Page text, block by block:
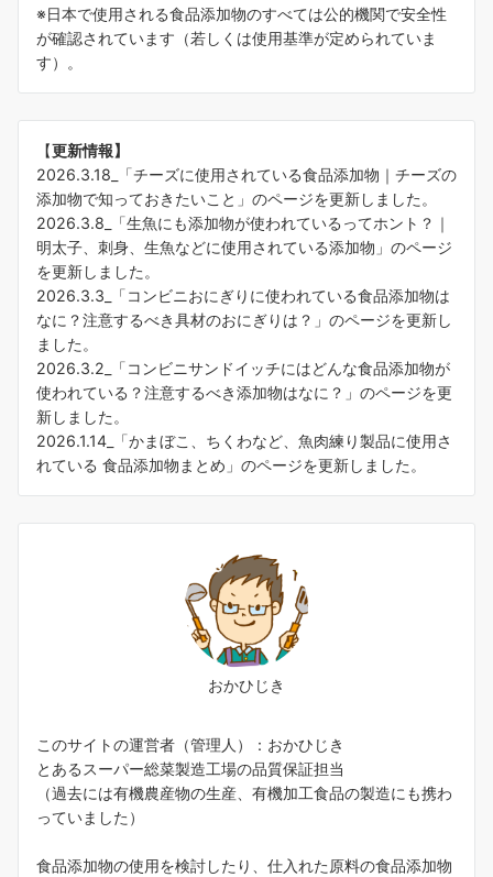
※日本で使用される食品添加物のすべては公的機関で安全性
が確認されています（若しくは使用基準が定められていま
す）。
【更新情報】
2026.3.18_「チーズに使用されている食品添加物｜チーズの
添加物で知っておきたいこと 」のページを更新しました。
2026.3.8_「生魚にも添加物が使われているってホント？｜
明太子、刺身、生魚などに使用されている添加物 」のページ
を更新しました。
2026.3.3_「コンビニおにぎりに使われている食品添加物は
なに？注意するべき具材のおにぎりは？ 」のページを更新し
ました。
2026.3.2_「コンビニサンドイッチにはどんな食品添加物が
使われている？注意するべき添加物はなに？ 」のページを更
新しました。
2026.1.14_「かまぼこ、ちくわなど、魚肉練り製品に使用さ
れている 食品添加物まとめ 」のページを更新しました。
おかひじき
このサイトの運営者（管理人）：おかひじき
とあるスーパー総菜製造工場の品質保証担当
（過去には有機農産物の生産、有機加工食品の製造にも携わ
っていました）
食品添加物の使用を検討したり、仕入れた原料の食品添加物